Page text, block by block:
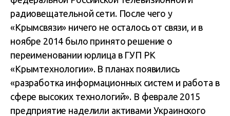
радиовещательной сети. После чего у
«Крымсвязи» ничего не осталось от связи, и в
ноябре 2014 было принято решение о
переименовании юрлица в ГУП РК
«Крымтехнологии». В планах появились
«разработка информационных систем и работа в
сфере высоких технологий». В феврале 2015
предприятие наделили активами Украинского